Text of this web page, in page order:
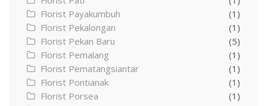
Florist Payakumbuh
(1)
Florist Pekalongan
(1)
Florist Pekan Baru
(5)
Florist Pemalang
(1)
Florist Pematangsiantar
(1)
Florist Pontianak
(1)
Florist Porsea
(1)